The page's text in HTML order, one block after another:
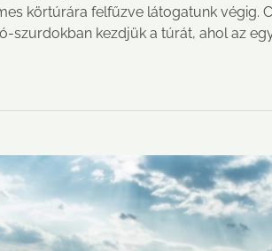
körtúrára felfűzve látogatunk végig.
szurdokban kezdjük a túrát, ahol az